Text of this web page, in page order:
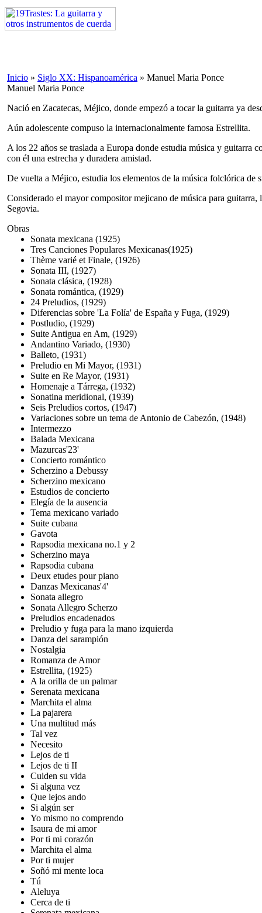
Inicio » Siglo XX: Hispanoamérica » Manuel Maria Ponce
Manuel Maria Ponce
Nació en Zacatecas, Méjico, donde empezó a tocar la guitarra ya
Aún adolescente compuso la internacionalmente famosa Estrellita.
A los 22 años se traslada a Europa donde estudia música y guitarra
con él una estrecha y duradera amistad.
De vuelta a Méjico, estudia los elementos de la música folclórica de
Considerado el mayor compositor mejicano de música para guitarra,
Segovia.
Obras
Sonata mexicana (1925)
Tres Canciones Populares Mexicanas(1925)
Thème varié et Finale, (1926)
Sonata III, (1927)
Sonata clásica, (1928)
Sonata romántica, (1929)
24 Preludios, (1929)
Diferencias sobre 'La Folía' de España y Fuga, (1929)
Postludio, (1929)
Suite Antigua en Am, (1929)
Andantino Variado, (1930)
Balleto, (1931)
Preludio en Mi Mayor, (1931)
Suite en Re Mayor, (1931)
Homenaje a Tárrega, (1932)
Sonatina meridional, (1939)
Seis Preludios cortos, (1947)
Variaciones sobre un tema de Antonio de Cabezón, (1948)
Intermezzo
Balada Mexicana
Mazurcas'23'
Concierto romántico
Scherzino a Debussy
Scherzino mexicano
Estudios de concierto
Elegía de la ausencia
Tema mexicano variado
Suite cubana
Gavota
Rapsodia mexicana no.1 y 2
Scherzino maya
Rapsodia cubana
Deux etudes pour piano
Danzas Mexicanas'4'
Sonata allegro
Sonata Allegro Scherzo
Preludios encadenados
Preludio y fuga para la mano izquierda
Danza del sarampión
Nostalgia
Romanza de Amor
Estrellita, (1925)
A la orilla de un palmar
Serenata mexicana
Marchita el alma
La pajarera
Una multitud más
Tal vez
Necesito
Lejos de ti
Lejos de ti II
Cuiden su vida
Si alguna vez
Que lejos ando
Si algún ser
Yo mismo no comprendo
Isaura de mi amor
Por ti mi corazón
Marchita el alma
Por ti mujer
Soñó mi mente loca
Tú
Aleluya
Cerca de ti